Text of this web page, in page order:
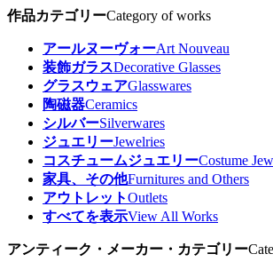
作品カテゴリーCategory of works
アールヌーヴォーArt Nouveau
装飾ガラスDecorative Glasses
グラスウェアGlasswares
陶磁器Ceramics
シルバーSilverwares
ジュエリーJewelries
コスチュームジュエリーCostume
家具、その他Furnitures and Others
アウトレットOutlets
すべてを表示View All Works
アンティーク・メーカー・カテゴリー